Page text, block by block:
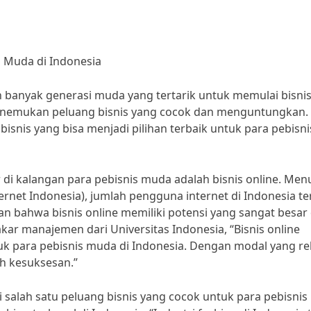
Muda di Indonesia
generasi muda yang tertarik untuk memulai bisnis
peluang bisnis yang cocok dan menguntungkan.
yang bisa menjadi pilihan terbaik untuk para
kalangan para pebisnis muda adalah bisnis online.
Indonesia), jumlah pengguna internet di Indonesia
bahwa bisnis online memiliki potensi yang sangat besar
manajemen dari Universitas Indonesia, “Bisnis online
para pebisnis muda di Indonesia. Dengan modal yang
kesuksesan.”
satu peluang bisnis yang cocok untuk para pebisnis